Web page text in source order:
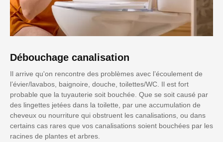
Débouchage canalisation
Il arrive qu'on rencontre des problèmes avec l’écoulement de
l’évier/lavabos, baignoire, douche, toilettes/WC. Il est fort
probable que la tuyauterie soit bouchée. Que se soit causé par
des lingettes jetées dans la toilette, par une accumulation de
cheveux ou nourriture qui obstruent les canalisations, ou dans
certains cas rares que vos canalisations soient bouchées par les
racines de plantes et arbres.